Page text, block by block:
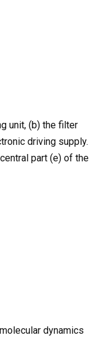
unit, (b) the filter
driving supply.
part (e) of the
dynamics